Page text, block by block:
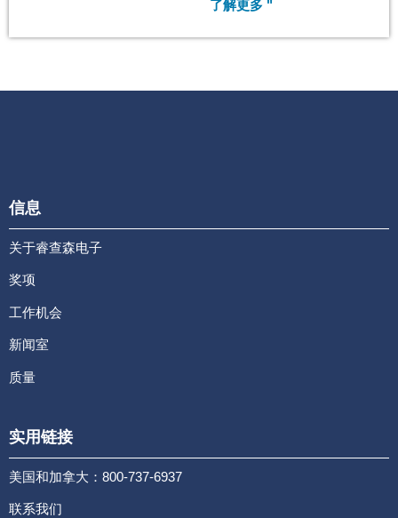
了解更多 "
信息
关于睿查森电子
奖项
工作机会
新闻室
质量
实用链接
美国和加拿大：800-737-6937
联系我们